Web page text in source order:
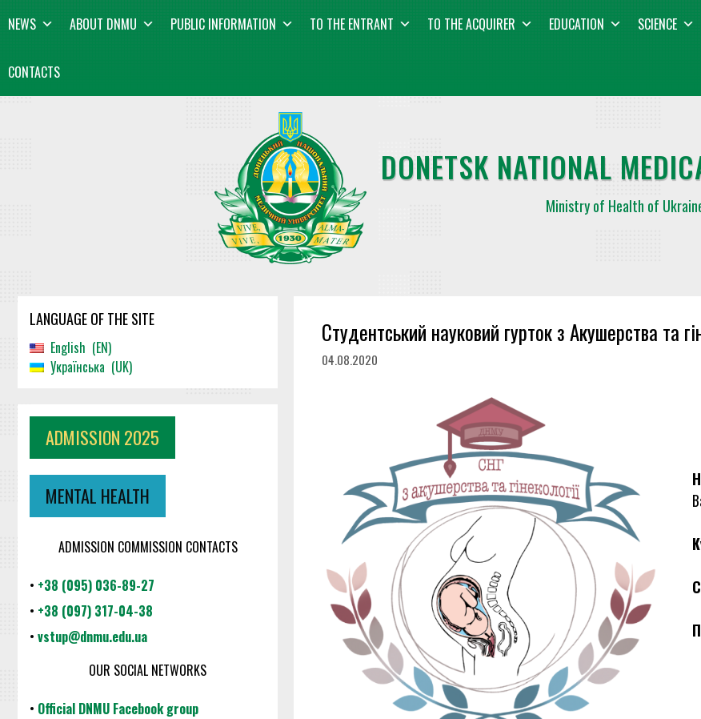
toNEWS ABOUT DNMU PUBLIC INFORMATION TO THE ENTRANT TO THE ACQUIRER EDUCATION SCIENCE
CONTACTS
DONETSK NATIONAL
Ministry of Health of
Студентський науковий гурток з Акушерства та
04.08.2020
LANGUAGE OF THE SITE
English
EN
Українська
UK
ADMISSION 2025
MENTAL HEALTH
ADMISSION COMMISSION CONTACTS
• +38 (095) 036-89-27
• +38 (097) 317-04-38
• vstup@dnmu.edu.ua
OUR SOCIAL NETWORKS
• Official DNMU Facebook group